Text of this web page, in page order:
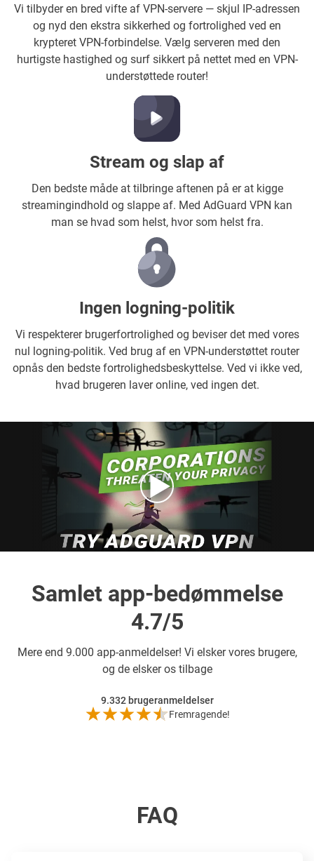
Vi tilbyder en bred vifte af VPN-servere — skjul IP-adressen
og nyd den ekstra sikkerhed og fortrolighed ved en
krypteret VPN-forbindelse. Vælg serveren med den
hurtigste hastighed og surf sikkert på nettet med en VPN-
understøttede router!
Stream og slap af
Den bedste måde at tilbringe aftenen på er at kigge
streamingindhold og slappe af. Med AdGuard VPN kan
man se hvad som helst, hvor som helst fra.
Ingen logning-politik
Vi respekterer brugerfortrolighed og beviser det med vores
nul logning-politik. Ved brug af en VPN-understøttet router
opnås den bedste fortrolighedsbeskyttelse. Ved vi ikke ved,
hvad brugeren laver online, ved ingen det.
Samlet app-bedømmelse
4.7/5
Mere end 9.000 app-anmeldelser! Vi elsker vores brugere,
og de elsker os tilbage
9.332 brugeranmeldelser
Fremragende!
FAQ